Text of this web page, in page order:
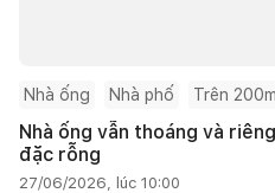
Nhà ống Nhà phố Trên
Nhà ống vẫn thoáng và
đặc rỗng
27/06/2026, lúc 10:00